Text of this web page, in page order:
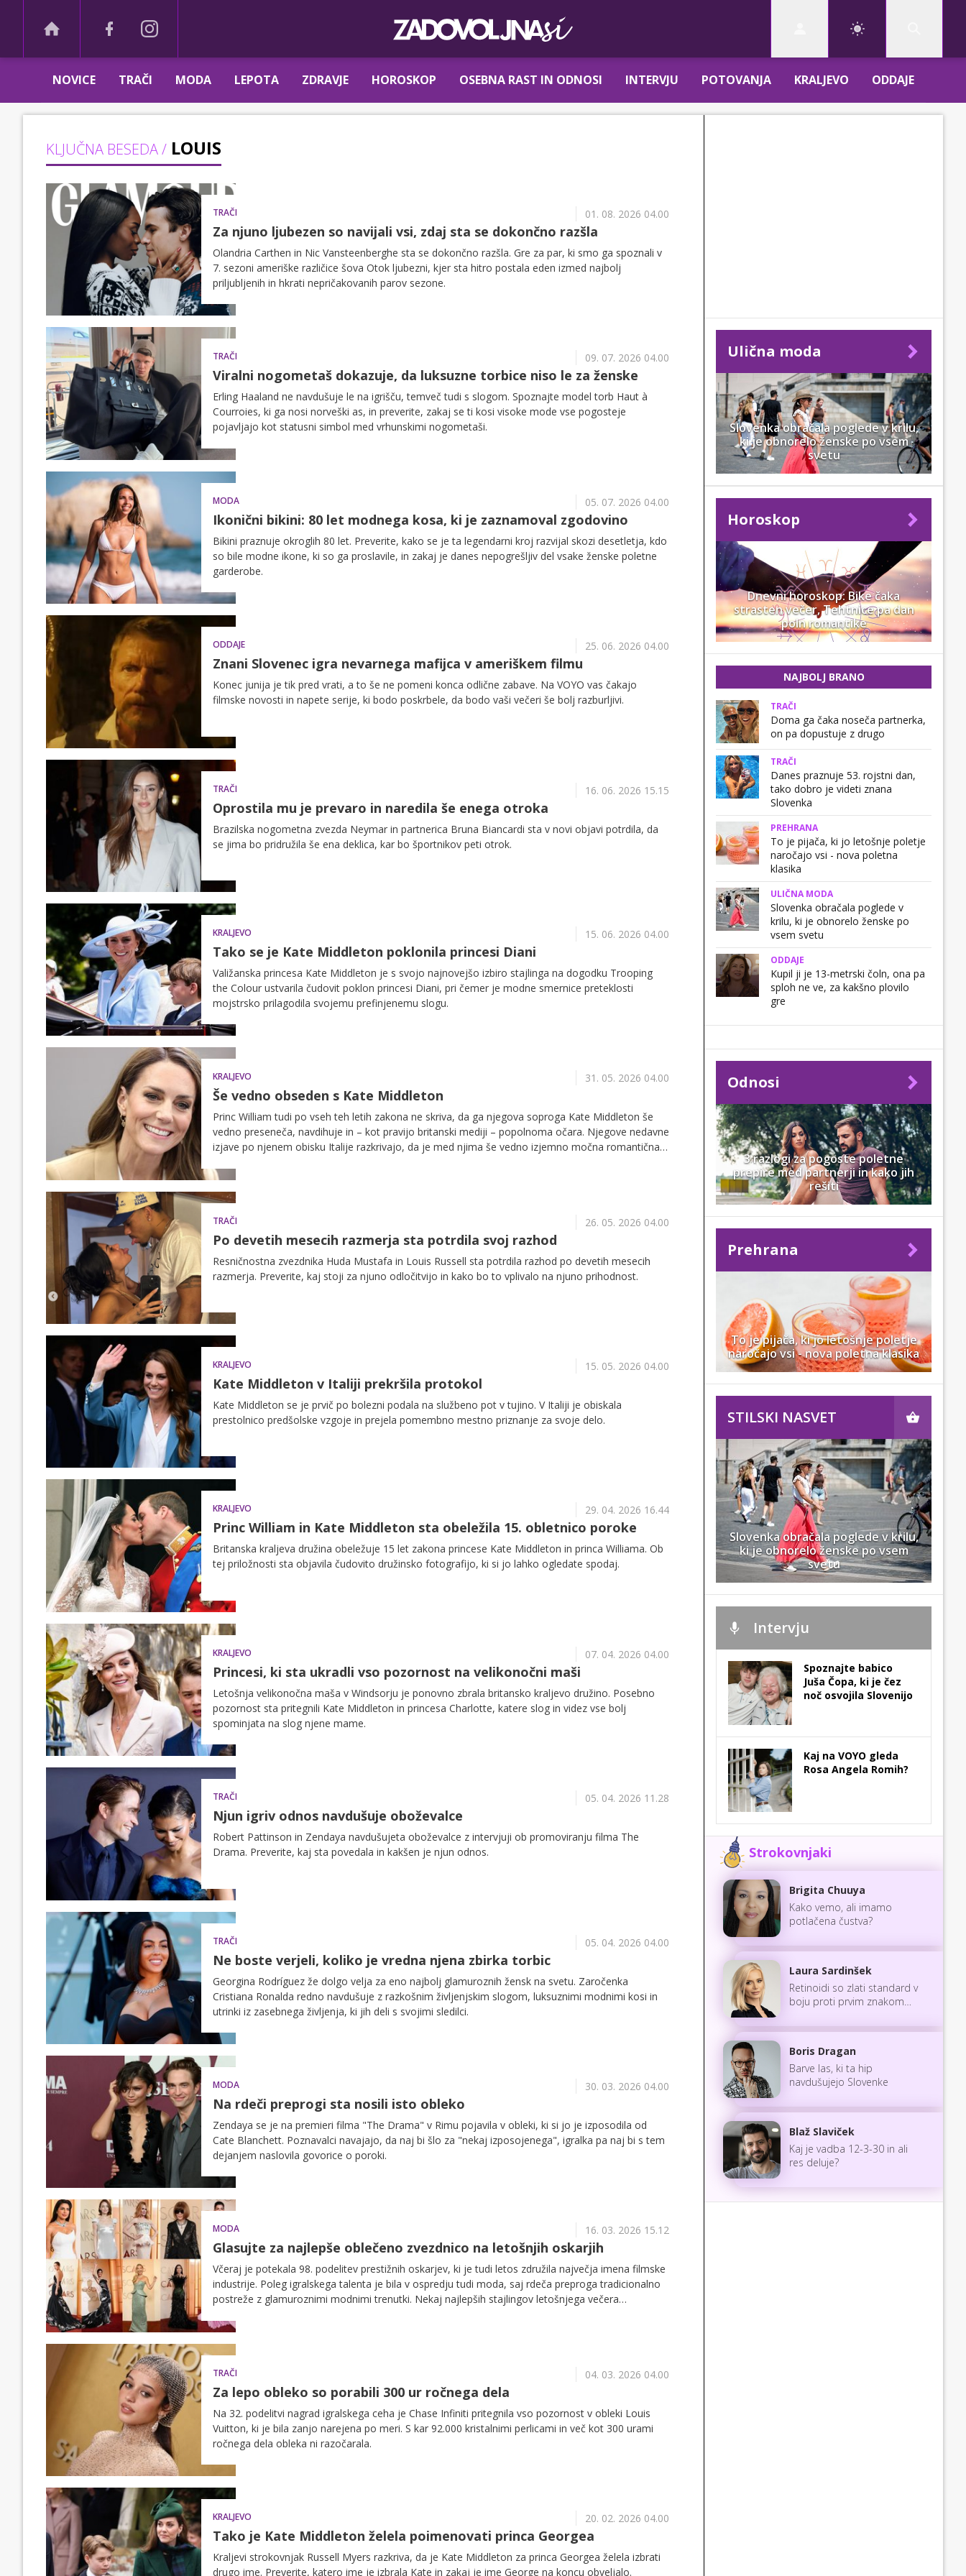
NOVICE TRAČI MODA LEPOTA ZDRAVJE HOROSKOP OSEBNA RAST IN ODNOSI INTERVJU POTOVANJA KRALJEVO ODDAJE
KLJUČNA BESEDA / LOUIS
TRAČI 01. 08. 2026 04.00
Za njuno ljubezen so navijali vsi, zdaj sta se dokončno razšla
Olandria Carthen in Nic Vansteenberghe sta se dokončno razšla. Gre za par, ki smo ga spoznali v
7. sezoni ameriške različice šova Otok ljubezni, kjer sta hitro postala eden izmed najbolj
priljubljenih in hkrati nepričakovanih parov sezone.
TRAČI 09. 07. 2026 04.00
Viralni nogometaš dokazuje, da luksuzne torbice niso le za ženske
Erling Haaland ne navdušuje le na igrišču, temveč tudi s slogom. Spoznajte model torb Haut à
Courroies, ki ga nosi norveški as, in preverite, zakaj se ti kosi visoke mode vse pogosteje
pojavljajo kot statusni simbol med vrhunskimi nogometaši.
MODA 05. 07. 2026 04.00
Ikonični bikini: 80 let modnega kosa, ki je zaznamoval zgodovino
Bikini praznuje okroglih 80 let. Preverite, kako se je ta legendarni kroj razvijal skozi desetletja, kdo
so bile modne ikone, ki so ga proslavile, in zakaj je danes nepogrešljiv del vsake ženske poletne
garderobe.
ODDAJE 25. 06. 2026 04.00
Znani Slovenec igra nevarnega mafijca v ameriškem filmu
Konec junija je tik pred vrati, a to še ne pomeni konca odlične zabave. Na VOYO vas čakajo
filmske novosti in napete serije, ki bodo poskrbele, da bodo vaši večeri še bolj razburljivi.
TRAČI 16. 06. 2026 15.15
Oprostila mu je prevaro in naredila še enega otroka
Brazilska nogometna zvezda Neymar in partnerica Bruna Biancardi sta v novi objavi potrdila, da
se jima bo pridružila še ena deklica, kar bo športnikov peti otrok.
KRALJEVO 15. 06. 2026 04.00
Tako se je Kate Middleton poklonila princesi Diani
Valižanska princesa Kate Middleton je s svojo najnovejšo izbiro stajlinga na dogodku Trooping
the Colour ustvarila čudovit poklon princesi Diani, pri čemer je modne smernice preteklosti
mojstrsko prilagodila svojemu prefinjenemu slogu.
KRALJEVO 31. 05. 2026 04.00
Še vedno obseden s Kate Middleton
Princ William tudi po vseh teh letih zakona ne skriva, da ga njegova soproga Kate Middleton še
vedno preseneča, navdihuje in – kot pravijo britanski mediji – popolnoma očara. Njegove nedavne
izjave po njenem obisku Italije razkrivajo, da je med njima še vedno izjemno močna romantična
TRAČI 26. 05. 2026 04.00
Po devetih mesecih razmerja sta potrdila svoj razhod
Resničnostna zvezdnika Huda Mustafa in Louis Russell sta potrdila razhod po devetih mesecih
razmerja. Preverite, kaj stoji za njuno odločitvijo in kako bo to vplivalo na njuno prihodnost.
KRALJEVO 15. 05. 2026 04.00
Kate Middleton v Italiji prekršila protokol
Kate Middleton se je prvič po bolezni podala na službeno pot v tujino. V Italiji je obiskala
prestolnico predšolske vzgoje in prejela pomembno mestno priznanje za svoje delo.
KRALJEVO 29. 04. 2026 16.44
Princ William in Kate Middleton sta obeležila 15. obletnico poroke
Britanska kraljeva družina obeležuje 15 let zakona princese Kate Middleton in princa Williama. Ob
tej priložnosti sta objavila čudovito družinsko fotografijo, ki si jo lahko ogledate spodaj.
KRALJEVO 07. 04. 2026 04.00
Princesi, ki sta ukradli vso pozornost na velikonočni maši
Letošnja velikonočna maša v Windsorju je ponovno zbrala britansko kraljevo družino. Posebno
pozornost sta pritegnili Kate Middleton in princesa Charlotte, katere slog in videz vse bolj
spominjata na slog njene mame.
TRAČI 05. 04. 2026 11.28
Njun igriv odnos navdušuje oboževalce
Robert Pattinson in Zendaya navdušujeta oboževalce z intervjuji ob promoviranju filma The
Drama. Preverite, kaj sta povedala in kakšen je njun odnos.
TRAČI 05. 04. 2026 04.00
Ne boste verjeli, koliko je vredna njena zbirka torbic
Georgina Rodríguez že dolgo velja za eno najbolj glamuroznih žensk na svetu. Zaročenka
Cristiana Ronalda redno navdušuje z razkošnim življenjskim slogom, luksuznimi modnimi kosi in
utrinki iz zasebnega življenja, ki jih deli s svojimi sledilci.
MODA 30. 03. 2026 04.00
Na rdeči preprogi sta nosili isto obleko
Zendaya se je na premieri filma "The Drama" v Rimu pojavila v obleki, ki si jo je izposodila od
Cate Blanchett. Poznavalci navajajo, da naj bi šlo za "nekaj izposojenega", igralka pa naj bi s tem
dejanjem naslovila govorice o poroki.
MODA 16. 03. 2026 15.12
Glasujte za najlepše oblečeno zvezdnico na letošnjih oskarjih
Včeraj je potekala 98. podelitev prestižnih oskarjev, ki je tudi letos združila največja imena filmske
industrije. Poleg igralskega talenta je bila v ospredju tudi moda, saj rdeča preproga tradicionalno
postreže z glamuroznimi modnimi trenutki. Nekaj najlepših stajlingov letošnjega večera
TRAČI 04. 03. 2026 04.00
Za lepo obleko so porabili 300 ur ročnega dela
Na 32. podelitvi nagrad igralskega ceha je Chase Infiniti pritegnila vso pozornost v obleki Louis
Vuitton, ki je bila zanjo narejena po meri. S kar 92.000 kristalnimi perlicami in več kot 300 urami
ročnega dela obleka ni razočarala.
KRALJEVO 20. 02. 2026 04.00
Tako je Kate Middleton želela poimenovati princa Georgea
Kraljevi strokovnjak Russell Myers razkriva, da je Kate Middleton za princa Georgea želela izbrati
drugo ime. Preverite, katero ime je izbrala Kate in zakaj je ime George na koncu obveljalo.
Ulična moda
Slovenka obračala poglede v krilu,
ki je obnorelo ženske po vsem
svetu
Horoskop
Dnevni horoskop: Bike čaka
strasten večer, Tehtnice pa dan
poln romantike
NAJBOLJ BRANO
TRAČI
Doma ga čaka noseča partnerka,
on pa dopustuje z drugo
TRAČI
Danes praznuje 53. rojstni dan,
tako dobro je videti znana
Slovenka
PREHRANA
To je pijača, ki jo letošnje poletje
naročajo vsi - nova poletna
klasika
ULIČNA MODA
Slovenka obračala poglede v
krilu, ki je obnorelo ženske po
vsem svetu
ODDAJE
Kupil ji je 13-metrski čoln, ona pa
sploh ne ve, za kakšno plovilo
gre
Odnosi
3 razlogi za pogoste poletne
prepire med partnerji in kako jih
rešiti
Prehrana
To je pijača, ki jo letošnje poletje
naročajo vsi - nova poletna klasika
STILSKI NASVET
Slovenka obračala poglede v krilu,
ki je obnorelo ženske po vsem
svetu
Intervju
Spoznajte babico
Juša Čopa, ki je čez
noč osvojila Slovenijo
Kaj na VOYO gleda
Rosa Angela Romih?
Strokovnjaki
Brigita Chuuya
Kako vemo, ali imamo
potlačena čustva?
Laura Sardinšek
Retinoidi so zlati standard v
boju proti prvim znakom
Boris Dragan
Barve las, ki ta hip
navdušujejo Slovenke
Blaž Slaviček
Kaj je vadba 12-3-30 in ali
res deluje?